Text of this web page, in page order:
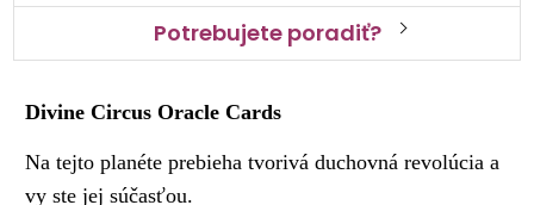
Potrebujete poradiť?
Divine Circus Oracle Cards
Na tejto planéte prebieha tvorivá duchovná revolúcia a
vy ste jej súčasťou.